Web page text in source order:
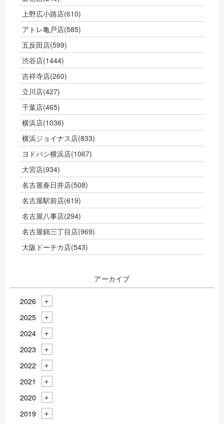
上野広小路店(610)
アトレ亀戸店(585)
五反田店(599)
渋谷店(1444)
吉祥寺店(260)
立川店(427)
千葉店(465)
横浜店(1036)
横浜ジョイナス店(833)
ヨドバシ横浜店(1067)
大宮店(934)
名古屋春日井店(508)
名古屋駅前店(619)
名古屋八事店(294)
名古屋錦三丁目店(969)
大阪ドーチカ店(543)
アーカイブ
2026
2025
2024
2023
2022
2021
2020
2019